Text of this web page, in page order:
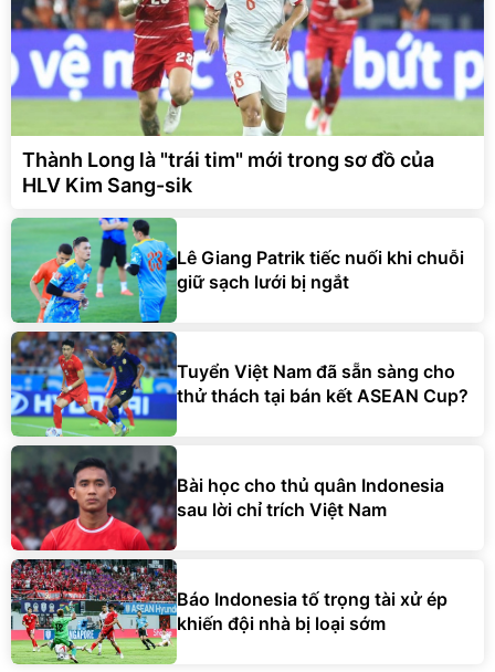
Thành Long là "trái tim" mới trong sơ đồ của
HLV Kim Sang-sik
Lê Giang Patrik tiếc nuối khi chuỗi
giữ sạch lưới bị ngắt
Tuyển Việt Nam đã sẵn sàng cho
thử thách tại bán kết ASEAN Cup?
Bài học cho thủ quân Indonesia
sau lời chỉ trích Việt Nam
Báo Indonesia tố trọng tài xử ép
khiến đội nhà bị loại sớm